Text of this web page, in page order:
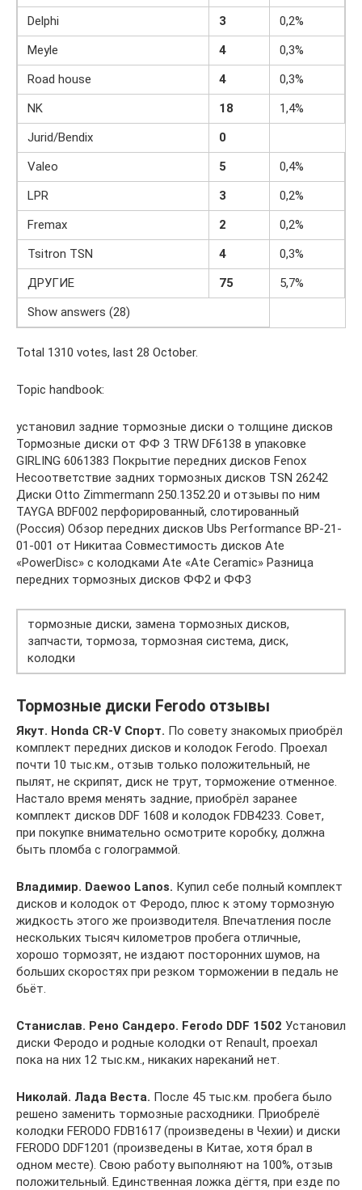
Delphi
3
0,2%
Meyle
4
0,3%
Road house
4
0,3%
NK
18
1,4%
Jurid/Bendix
0
Valeo
5
0,4%
LPR
3
0,2%
Fremax
2
0,2%
Tsitron TSN
4
0,3%
ДРУГИЕ
75
5,7%
Show answers (28)
Total 1310 votes, last 28 October.
Topic handbook:
установил задние тормозные диски о толщине дисков
Тормозные диски от ФФ 3 TRW DF6138 в упаковке
GIRLING 6061383 Покрытие передних дисков Fenox
Несоответствие задних тормозных дисков TSN 26242
Диски Otto Zimmermann 250.1352.20 и отзывы по ним
TAYGA BDF002 перфорированный, слотированный
(Россия) Обзор передних дисков Ubs Performance BP-21-
01-001 от Никитаа Совместимость дисков Ate
«PowerDisc» с колодками Ate «Аte Ceramic» Разница
передних тормозных дисков ФФ2 и ФФ3
тормозные диски, замена тормозных дисков,
запчасти, тормоза, тормозная система, диск,
колодки
Тормозные диски Ferodo отзывы
Якут. Honda CR-V Спорт. По совету знакомых приобрёл
комплект передних дисков и колодок Ferodo. Проехал
почти 10 тыс.км., отзыв только положительный, не
пылят, не скрипят, диск не трут, торможение отменное.
Настало время менять задние, приобрёл заранее
комплект дисков DDF 1608 и колодок FDB4233. Совет,
при покупке внимательно осмотрите коробку, должна
быть пломба с голограммой.
Владимир. Daewoo Lanos. Купил себе полный комплект
дисков и колодок от Феродо, плюс к этому тормозную
жидкость этого же производителя. Впечатления после
нескольких тысяч километров пробега отличные,
хорошо тормозят, не издают посторонних шумов, на
больших скоростях при резком торможении в педаль не
бьёт.
Станислав. Рено Сандеро. Ferodo DDF 1502 Установил
диски Феродо и родные колодки от Renault, проехал
пока на них 12 тыс.км., никаких нареканий нет.
Николай. Лада Веста. После 45 тыс.км. пробега было
решено заменить тормозные расходники. Приобрелё
колодки FERODO FDB1617 (произведены в Чехии) и диски
FERODO DDF1201 (произведены в Китае, хотя брал в
одном месте). Свою работу выполняют на 100%, отзыв
положительный. Единственная ложка дёгтя, при езде по